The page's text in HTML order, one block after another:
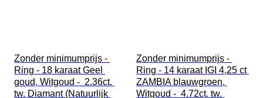
Zonder minimumprijs -
Ring - 18 karaat Geel
goud, Witgoud -  2.36ct.
tw. Diamant (Natuurlijk
Zonder minimumprijs -
Ring - 14 karaat IGI 4,25 ct
ZAMBIA blauwgroen,
Witgoud -  4.72ct. tw.